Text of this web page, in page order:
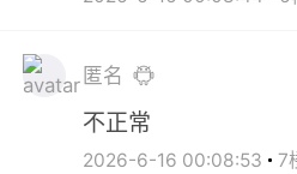
匿名
不正常
2026-6-16 00:08:53 7